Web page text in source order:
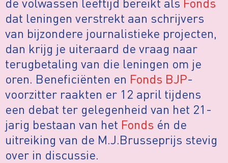
dat leningen verstrekt aan schrijvers
van bijzondere journalistieke projecten,
dan krijg je uiteraard de vraag naar
terugbetaling van die leningen om je
oren. Beneficiënten en Fonds BJP-
voorzitter raakten er 12 april tijdens
een debat ter gelegenheid van het 21-
jarig bestaan van het Fonds én de
uitreiking van de M.J.Brusseprijs stevig
over in discussie.